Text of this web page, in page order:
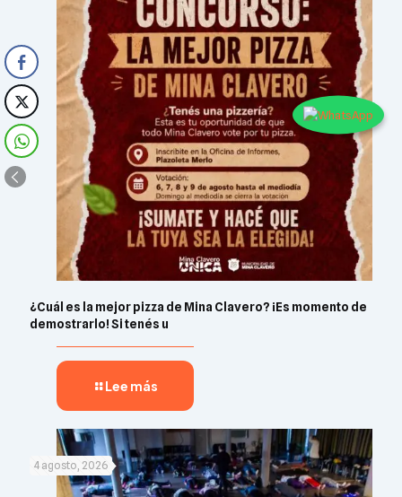
¿Cuál es la mejor pizza de Mina Clavero? ¡Es momento de
demostrarlo! Si tenés u
Lee más
4 agosto, 2026